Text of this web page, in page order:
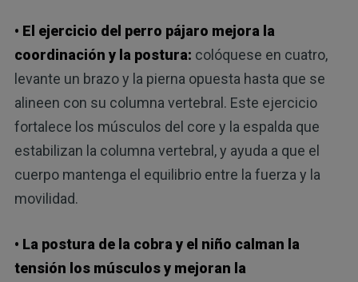
• El ejercicio del perro pájaro mejora la
coordinación y la postura: colóquese en cuatro,
levante un brazo y la pierna opuesta hasta que se
alineen con su columna vertebral. Este ejercicio
fortalece los músculos del core y la espalda que
estabilizan la columna vertebral, y ayuda a que el
cuerpo mantenga el equilibrio entre la fuerza y ​​la
movilidad.
• La postura de la cobra y el niño calman la
tensión los músculos y mejoran la